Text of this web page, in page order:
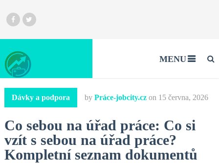
MENU
Dávky a podpora by Práce-jobcity.cz on 15 června, 2026
Co sebou na úřad práce: Co si
vzít s sebou na úřad práce?
Kompletní seznam dokumentů